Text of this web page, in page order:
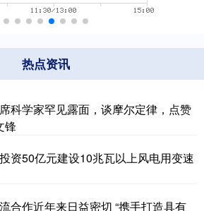
热点资讯
科学家罕见露面，谈摩尔定律，点赞
锋
资50亿元建设10兆瓦以上风电用变速
合作近年来日益密切 “携手打造具有